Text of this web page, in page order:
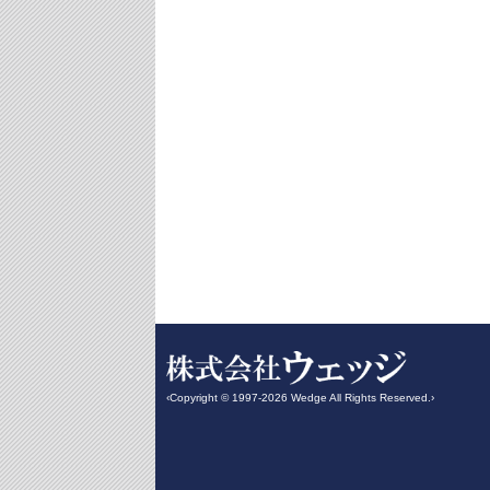
‹Copyright © 1997-2026 Wedge All Rights Reserved.›